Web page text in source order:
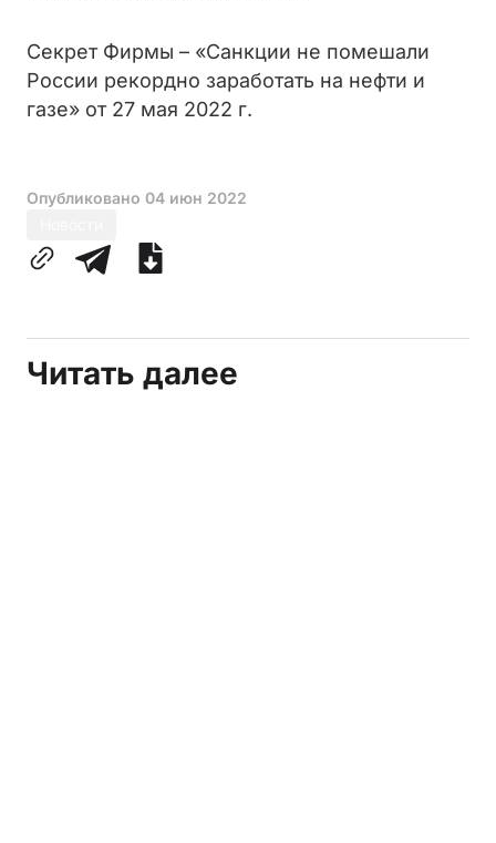
Секрет Фирмы – «Санкции не помешали
России рекордно заработать на нефти и
газе» от 27 мая 2022 г.
Опубликовано 04 июн 2022
Читать далее